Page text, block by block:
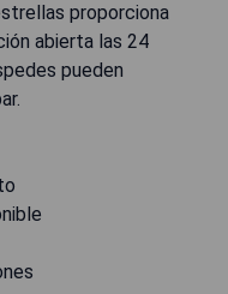
proporciona
abierta las 24
pueden